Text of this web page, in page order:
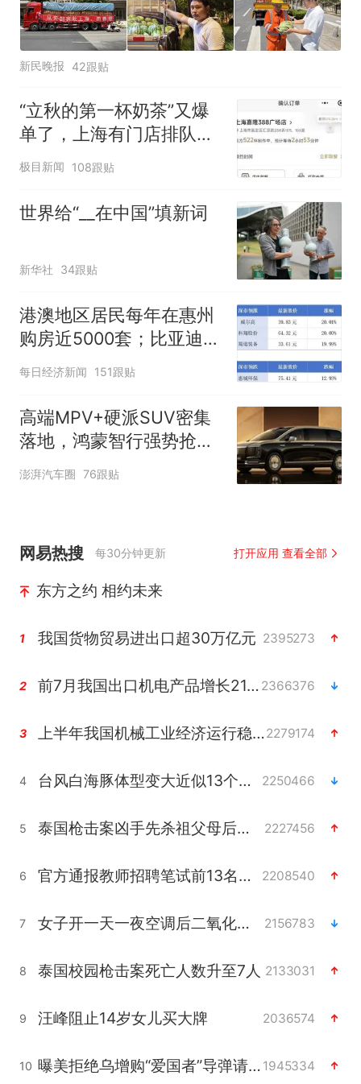
新民晚报 42跟贴
“立秋的第一杯奶茶”又爆
单了，上海有门店排队超
500杯，店员：今天奶茶
店都很忙，要等2个多小
时
极目新闻 108跟贴
世界给“__在中国”填新词
新华社 34跟贴
港澳地区居民每年在惠州
购房近5000套；比亚迪销
量跻身全球车企第六丨大
每日经济新闻 151跟贴
高端MPV+硬派SUV密集
落地，鸿蒙智行强势抢占
自主高端市场制高点
澎湃汽车圈 76跟贴
网易热搜 每30分钟更新 打开应用 查看全部
东方之约 相约未来
1 我国货物贸易进出口超30万亿元 2395273
2 前7月我国出口机电产品增长21.2% 2366376
3 上半年我国机械工业经济运行稳中有进2279174
4 台风白海豚体型变大近似13个浙江面积 2250466
5 泰国枪击案凶手先杀祖父母后行凶 2227456
6 官方通报教师招聘笔试前13名被淘汰 2208540
7 女子开一天一夜空调后二氧化碳中毒 2156783
8 泰国校园枪击案死亡人数升至7人 2133031
9 汪峰阻止14岁女儿买大牌 2036574
10 曝美拒绝乌增购“爱国者”导弹请求 1945334